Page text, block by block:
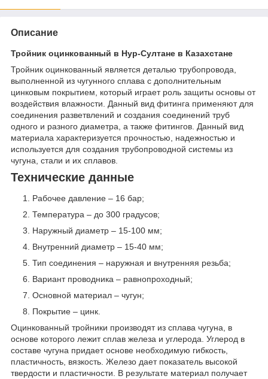
Описание
Тройник оцинкованный в Нур-Султане в Казахстане
Тройник оцинкованный является деталью трубопровода,
выполненной из чугунного сплава с дополнительным
цинковым покрытием, который играет роль защиты основы от
воздействия влажности. Данный вид фитинга применяют для
соединения разветвлений и создания соединений труб
одного и разного диаметра, а также фитингов. Данный вид
материала характеризуется прочностью, надежностью и
используется для создания трубопроводной системы из
чугуна, стали и их сплавов.
Технические данные
Рабочее давление – 16 бар;
Температура – до 300 градусов;
Наружный диаметр – 15-100 мм;
Внутренний диаметр – 15-40 мм;
Тип соединения – наружная и внутренняя резьба;
Вариант проводника – равнопроходный;
Основной материал – чугун;
Покрытие – цинк.
Оцинкованный тройники производят из сплава чугуна, в
основе которого лежит сплав железа и углерода. Углерод в
составе чугуна придает основе необходимую гибкость,
пластичность, вязкость. Железо дает показатель высокой
твердости и пластичности. В результате материал получает